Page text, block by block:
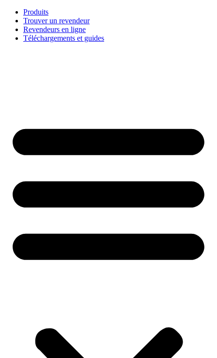
Aller
contenu
Produits
Trouver un revendeur
Revendeurs en ligne
Téléchargements et guides